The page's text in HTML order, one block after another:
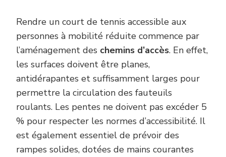
Rendre un court de tennis accessible aux
personnes à mobilité réduite commence par
l’aménagement des chemins d’accès. En effet,
les surfaces doivent être planes,
antidérapantes et suffisamment larges pour
permettre la circulation des fauteuils
roulants. Les pentes ne doivent pas excéder 5
% pour respecter les normes d’accessibilité. Il
est également essentiel de prévoir des
rampes solides, dotées de mains courantes